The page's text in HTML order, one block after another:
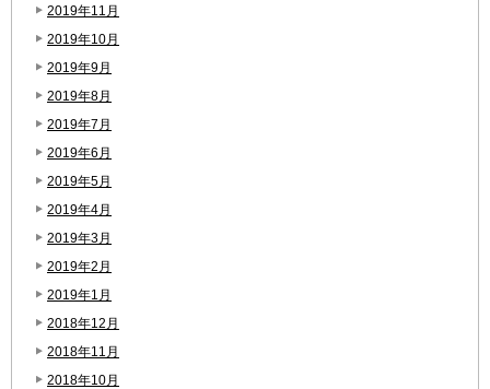
2019年11月
2019年10月
2019年9月
2019年8月
2019年7月
2019年6月
2019年5月
2019年4月
2019年3月
2019年2月
2019年1月
2018年12月
2018年11月
2018年10月